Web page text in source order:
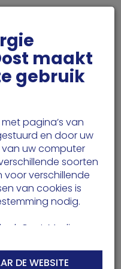
maakt
gebruik
pagina’s van
en door uw
uw computer
soorten
voor verschillende
van cookies is
nodig.
Oost, Media
cookies
DE WEBSITE